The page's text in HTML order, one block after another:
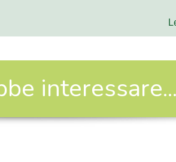
interessare...